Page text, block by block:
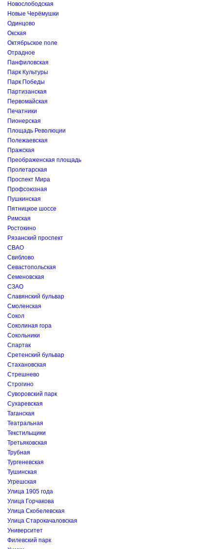
Новослободская
Новые Черёмушки
Одинцово
Окская
Октябрьское поле
Отрадное
Панфиловская
Парк Культуры
Парк Победы
Партизанская
Первомайская
Печатники
Пионерская
Площадь Революции
Полежаевская
Пражская
Преображенская площадь
Пролетарская
Проспект Мира
Профсоюзная
Пушкинская
Пятницкое шоссе
Римская
Ростокино
Рязанский проспект
СВАО
Свиблово
Севастопольская
Семеновская
СЗАО
Славянский бульвар
Смоленская
Сокол
Соколиная гора
Сокольники
Спартак
Сретенский бульвар
Стахановская
Стрешнево
Строгино
Суворовский парк
Сухаревская
Таганская
Театральная
Текстильщики
Третьяковская
Трубная
Тургеневская
Тушинская
Угрешская
Улица 1905 года
Улица Горчакова
Улица Скобелевская
Улица Старокачаловская
Университет
Филевский парк